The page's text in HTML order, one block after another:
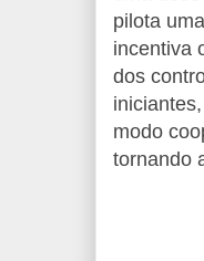
pilota
incentiva
dos
modo
tornando